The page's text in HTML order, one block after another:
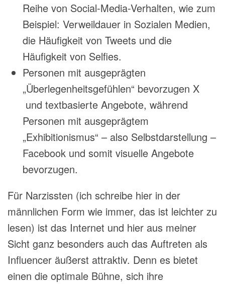
Reihe von Social-Media-Verhalten, wie zum
Beispiel: Verweildauer in Sozialen Medien,
die Häufigkeit von Tweets und die
Häufigkeit von Selfies.
Personen mit ausgeprägten
„Überlegenheitsgefühlen“ bevorzugen X
und textbasierte Angebote, während
Personen mit ausgeprägtem
„Exhibitionismus“ – also Selbstdarstellung –
Facebook und somit visuelle Angebote
bevorzugen.
Für Narzissten (ich schreibe hier in der
männlichen Form wie immer, das ist leichter zu
lesen) ist das Internet und hier aus meiner
Sicht ganz besonders auch das Auftreten als
Influencer äußerst attraktiv. Denn es bietet
einen die optimale Bühne, sich ihre